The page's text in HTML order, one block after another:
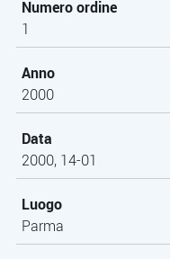
Numero ordine
1
Anno
2000
Data
2000, 14-01
Luogo
Parma